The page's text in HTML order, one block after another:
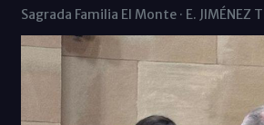
Sagrada Familia El Monte · E. JIMÉNEZ